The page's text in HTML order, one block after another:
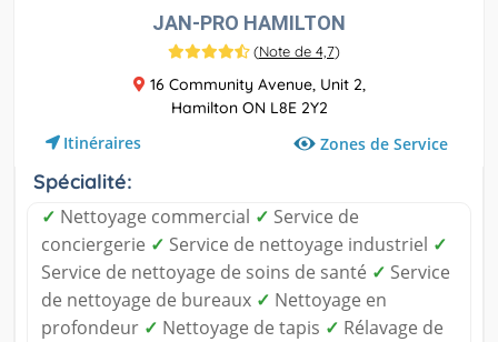
JAN-PRO HAMILTON
(Note de 4,7)
16 Community Avenue, Unit 2,
Hamilton ON L8E 2Y2
Itinéraires Zones de Service
Spécialité:
✓ Nettoyage commercial ✓ Service de
conciergerie ✓ Service de nettoyage industriel ✓
Service de nettoyage de soins de santé ✓ Service
de nettoyage de bureaux ✓ Nettoyage en
profondeur ✓ Nettoyage de tapis ✓ Rélavage de